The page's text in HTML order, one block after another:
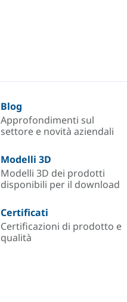
Blog
Approfondimenti sul
settore e novità aziendali
Modelli 3D
Modelli 3D dei prodotti
disponibili per il download
Certificati
Certificazioni di prodotto e
qualità